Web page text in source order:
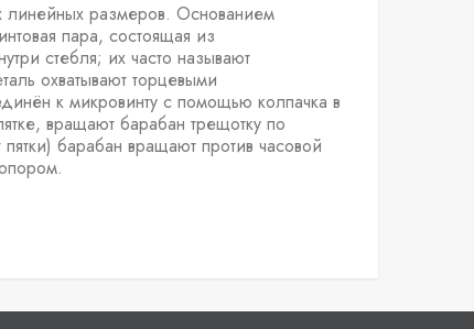
размеров. Основанием
пара, состоящая из
стебля; их часто называют
охватывают торцевыми
к микровинту с помощью колпачка в
вращают барабан трещотку по
барабан вращают против часовой